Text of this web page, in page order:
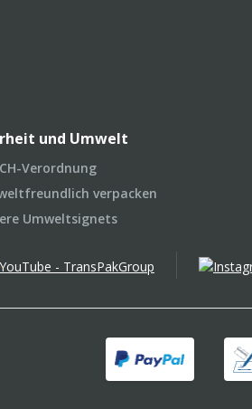
und Umwelt
Verordnung
verpacken
Umweltsignets